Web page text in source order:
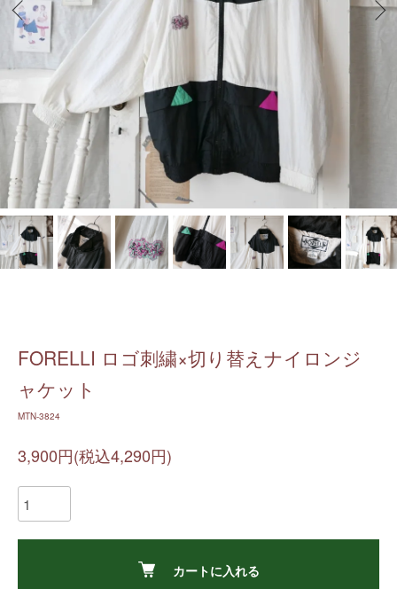
FORELLI ロゴ刺繍×切り替えナイロンジ
ャケット
MTN-3824
3,900円(税込4,290円)
カートに入れる